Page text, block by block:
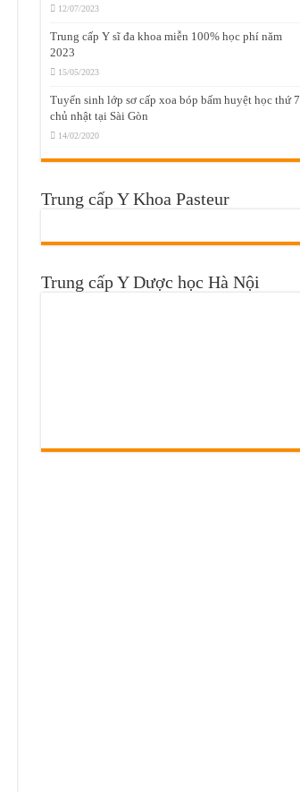
12/07/2023
Trung cấp Y sĩ đa khoa miễn 100% học phí năm
2023
15/05/2023
Tuyển sinh lớp sơ cấp xoa bóp bấm huyệt học thứ 7
chủ nhật tại Sài Gòn
14/02/2020
Trung cấp Y Khoa Pasteur
Trung cấp Y Dược học Hà Nội